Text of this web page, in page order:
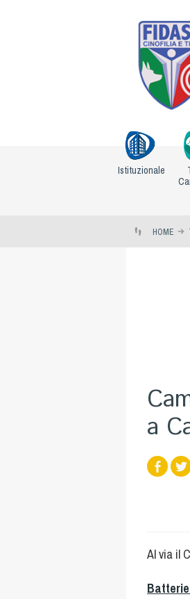
Istituzionale
HOME
a
Al via il